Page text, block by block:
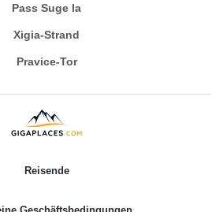
Pass Suge la
Xigia-Strand
Pravice-Tor
Reisende